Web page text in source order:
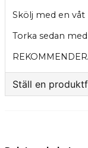
Skölj med en våt
Torka sedan
Ställ en